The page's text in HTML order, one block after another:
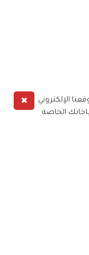
✖
الإلكتروني
الخاصة